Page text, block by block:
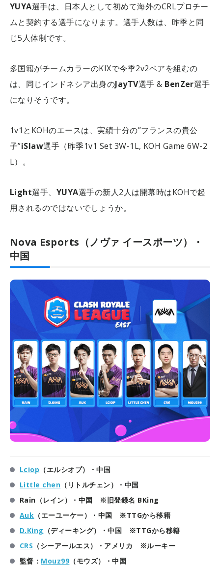
YUYA選手は、日本人として初めて海外のCRLプロチー
ムと契約する選手になります。選手人数は、昨季と同
じ5人体制です。
多国籍がチームカラーのKIXで今季2v2ペアを組むの
は、同じインドネシア出身のJayTV選手 & BenZer選手
になりそうです。
1v1とKOHのエースは、実績十分の”フランスの貴公
子”iSlaw選手（昨季1v1 Set 3W-1L, KOH Game 6W-2
L）。
Light選手、 YUYA選手の新人2人は開幕時はKOHで起
用されるのではないでしょうか。
Nova Esports（ノヴァ イースポーツ）・
中国
Lciop （エルシオプ）・中国
Little chen （リトルチェン）・中国
Rain（レイン）・中国 ※旧登録名 BKing
Auk （エーユーケー）・中国 ※TTGから移籍
D.King （ディーキング）・中国 ※TTGから移籍
CRS （シーアールエス）・アメリカ ※ルーキー
監督： Mouz99 （モウズ）・中国